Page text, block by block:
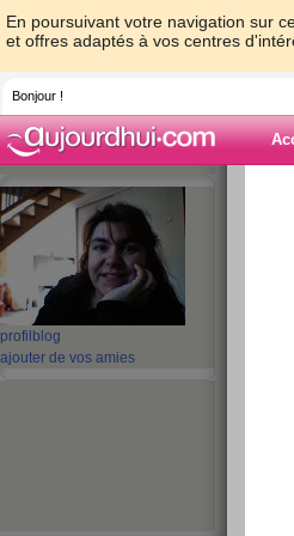
En poursuivant votre navigation sur
et offres adaptés à vos centres
Bonjour !
profil blog
ajouter de vos amies
‹